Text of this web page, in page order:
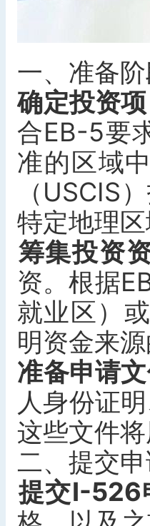
一、准备
确定投资
合EB-5要
准的区域
（USCIS
特定地理区
筹集投资
资。根据
就业区）
明资金来源
准备申请
人身份证
这些文件
二、提交
提交I-526